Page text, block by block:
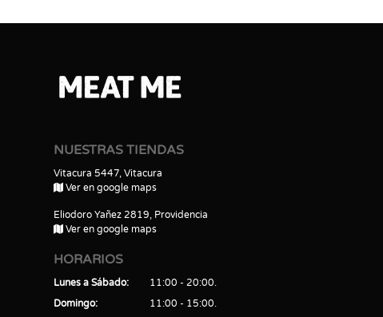
NUESTRAS TIENDAS
Vitacura 5447, Vitacura
Ver en google maps
Eliodoro Yañez 2819, Providencia
Ver en google maps
HORARIOS
Lunes a Sábado
11:00 - 20:00
Domingo
11:00 - 15:00